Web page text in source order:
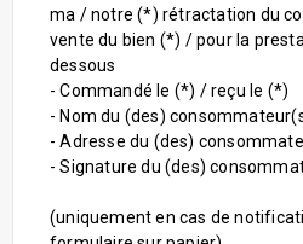
ma / notre (*) rétractation du
vente du bien (*) / pour la
dessous
- Commandé le (*) / reçu le (*)
- Nom du (des)
- Adresse du (des)
- Signature du (des)
(uniquement en cas de